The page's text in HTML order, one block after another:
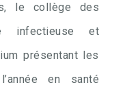
le collège des
infectieuse et
présentant les
en santé